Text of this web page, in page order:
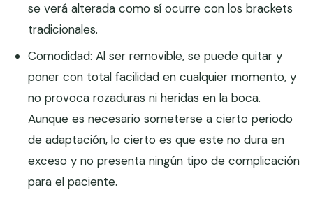
se verá alterada como sí ocurre con los brackets
tradicionales.
Comodidad: Al ser removible, se puede quitar y
poner con total facilidad en cualquier momento, y
no provoca rozaduras ni heridas en la boca.
Aunque es necesario someterse a cierto periodo
de adaptación, lo cierto es que este no dura en
exceso y no presenta ningún tipo de complicación
para el paciente.